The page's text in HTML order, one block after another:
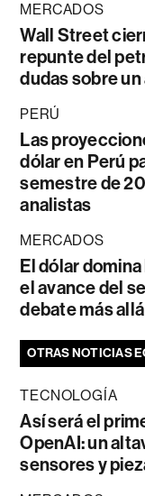
MERCADOS
Wall Street
repunte del
dudas sobre
PERÚ
Las
dólar en Perú
semestre de
analistas
MERCADOS
El dólar
el avance del
debate más
OTRAS NOTICIAS
TECNOLOGÍA
Así será el
OpenAI: un
sensores y